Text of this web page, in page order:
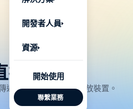
開發者人員
資源
開始使用
聯繫業務
遞攝影畫面到上萬個播放裝置。